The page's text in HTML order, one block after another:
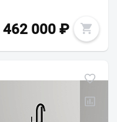
462 000 ₽